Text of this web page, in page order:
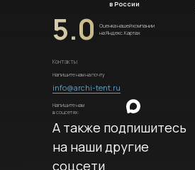
в России
5.0
Оценка нашей компании
на Яндекс.Картах
Контакты
Напишите нам на почту
info@archi-tent.ru
Напишите нам
в соцсетях:
А также подпишитесь
на наши другие
соцсети